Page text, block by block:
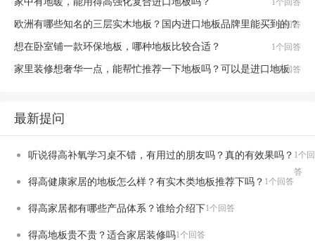
1个回答
欧洲有哪些知名的三层实木地板？国内进口地板品牌里能买到的？
1个回答
想在卧室铺一款环保地板，哪种地板比较合适？ 1个回答
家里装修想奢华一点，能帮忙推荐一下地板吗？可以是进口地板
1个回答
最新提问
听说得高补氧学习桌不错，有用过的朋友吗？真的有效果吗？ 1个回
答
得高健康家居的地板怎么样？有实木类地板推荐下吗？ 1个回答
得高家居都有哪些产品体系？谁给介绍下1个回答
得高地板贵不贵？适合家居装修吗1个回答